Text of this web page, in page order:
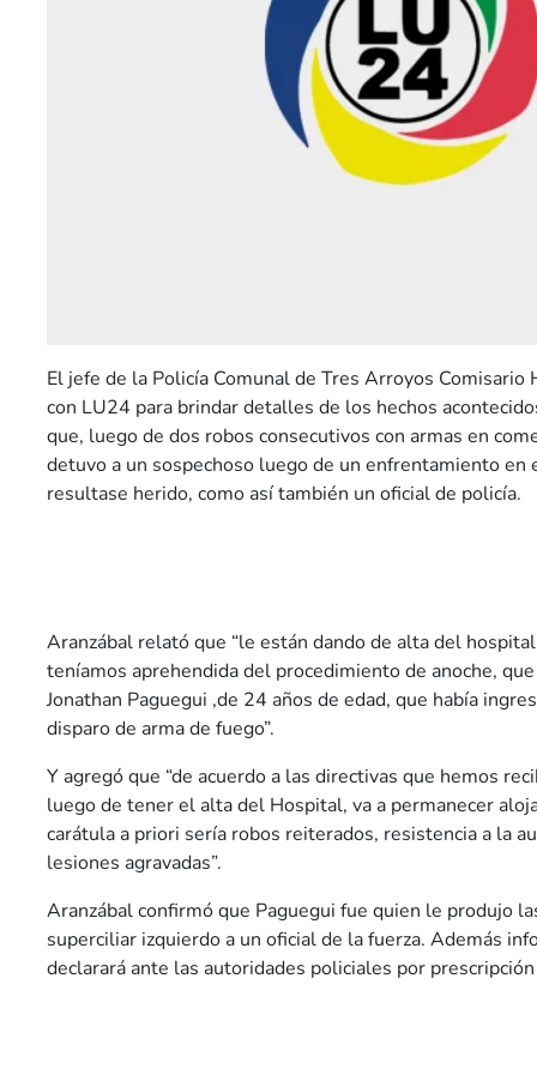
El jefe de la Policía Comunal de Tres Arroyos Comisario
con LU24 para brindar detalles de los hechos
que, luego de dos robos consecutivos con armas en
detuvo a un sospechoso luego de un enfrentamiento en
resultase herido, como así también un oficial de policía.
Aranzábal relató que “le están dando de alta del
teníamos aprehendida del procedimiento de anoche,
Jonathan Paguegui ,de 24 años de edad, que había
disparo de arma de fuego”.
Y agregó que “de acuerdo a las directivas que hemos
luego de tener el alta del Hospital, va a permanecer
carátula a priori sería robos reiterados, resistencia a la
lesiones agravadas”.
Aranzábal confirmó que Paguegui fue quien le produjo
superciliar izquierdo a un oficial de la fuerza. Además
declarará ante las autoridades policiales por